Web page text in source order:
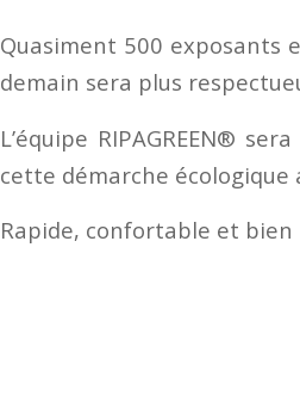
Quasiment 500 exposants
demain sera plus
L’équipe RIPAGREEN®
cette démarche écologique
Rapide, confortable et bien